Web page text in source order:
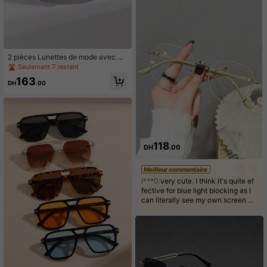
2 pièces Lunettes de mode avec m
onture blanche et verres miroir, styl
e streetwear unisexe Y2K, convient
pour le port quotidien, la plage, les a
Seulement 7 restant
DH163.00
DH118.00
Meilleur commentaire
l***0:very cute. I think it's quite ef
fective for blue light blocking as I
can literally see my own screen b